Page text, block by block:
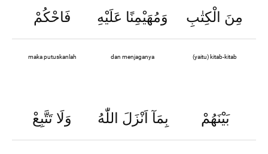
فَاحْكُمْ وَمُهَيْمِنًا عَلَيْهِ مِنَ الْكِتٰبِ
maka putuskanlah dan menjaganya (yaitu) kitab-kitab
وَلَا تَتَّبِعْ بِمَآ اَنْزَلَ اللّٰهُ بَيْنَهُمْ